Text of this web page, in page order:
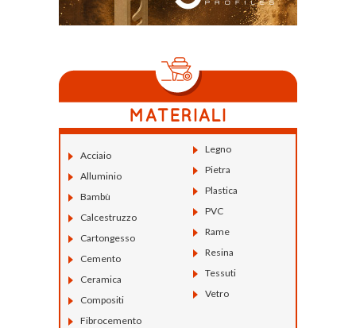
Acciaio
Alluminio
Bambù
Calcestruzzo
Cartongesso
Cemento
Ceramica
Compositi
Fibrocemento
Legno
Pietra
Plastica
PVC
Rame
Resina
Tessuti
Vetro